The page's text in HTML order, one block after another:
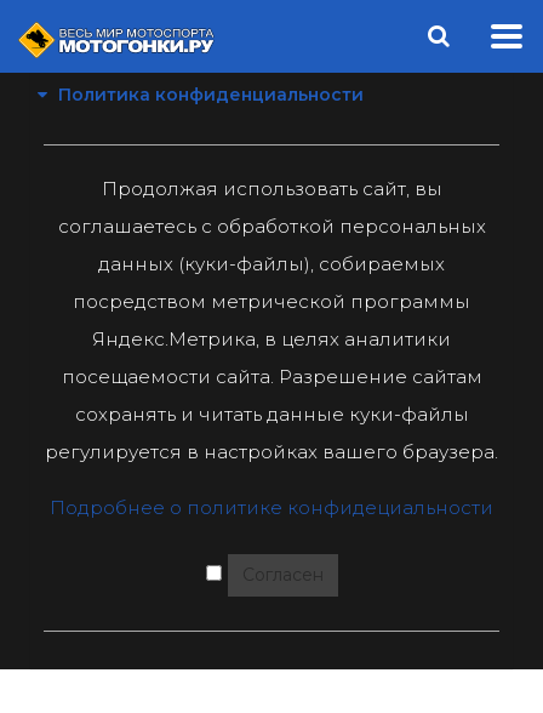
Политика конфиденциальности
Продолжая использовать сайт, вы
соглашаетесь с обработкой персональных
данных (куки-файлы), собираемых
посредством метрической программы
Яндекс.Метрика, в целях аналитики
посещаемости сайта. Разрешение сайтам
сохранять и читать данные куки-файлы
регулируется в настройках вашего браузера.
Подробнее о политике конфидециальности
Согласен